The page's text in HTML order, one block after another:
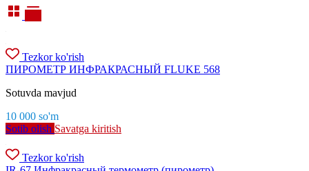
Tezkor ko'rish
ПИРОМЕТР ИНФРАКРАСНЫЙ FLUKE 568
Sotuvda mavjud
10 000 so'm
Sotib olish Savatga kiritish
Tezkor ko'rish